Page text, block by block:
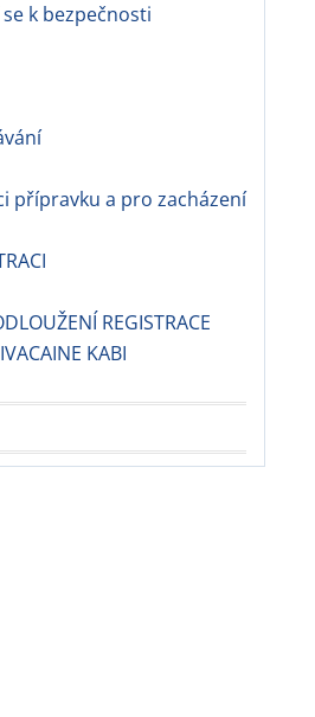
k bezpečnosti
přípravku a pro zacházení
REGISTRACE
KABI